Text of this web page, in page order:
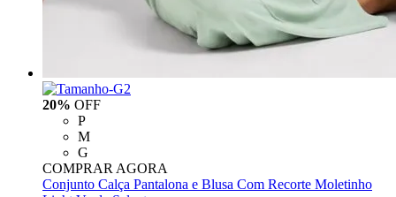
20% OFF
P
M
G
COMPRAR AGORA
Conjunto Calça Pantalona e Blusa Com Recorte Moletinho